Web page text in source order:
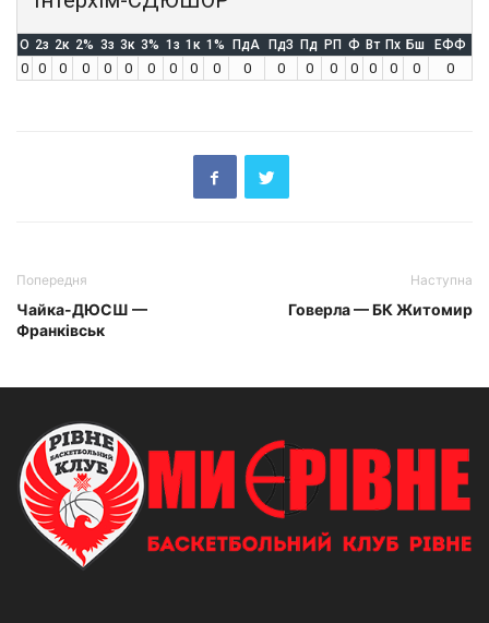
O 2з 2к 2% 3з 3к 3% 1з 1к 1% ПдА ПдЗ Пд РП Ф Вт Пх Бш ЕФФ
0 0 0 0 0 0 0 0 0 0 0 0 0 0 0 0 0 0 0
Попередня
Чайка-ДЮСШ —
Франківськ
Наступна
Говерла — БК Житомир